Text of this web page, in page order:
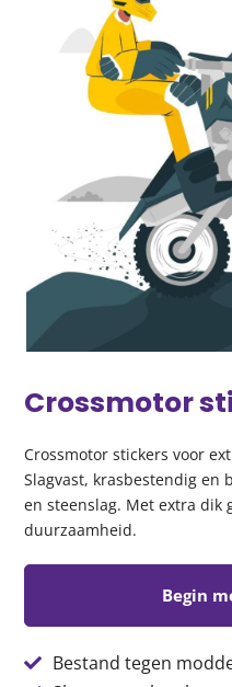
Crossmotor
Crossmotor stickers voor
Slagvast, krasbestendig en
en steenslag. Met extra dik
duurzaamheid.
Begin
Bestand tegen